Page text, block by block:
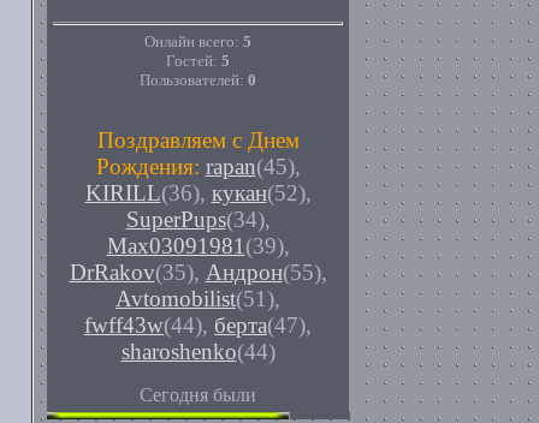
Онлайн всего: 5
Гостей: 5
Пользователей: 0
Поздравляем с Днем
Рождения: rapan(45),
KIRILL(36), кукан(52),
SuperPups(34),
Max03091981 (39),
DrRakov(35), Андрон(55),
Avtomobilist(51),
fwff43w(44), берта(47),
sharoshenko(44)
Сегодня были